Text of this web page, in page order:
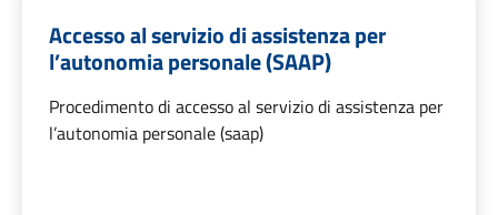
Accesso al servizio di assistenza per
l’autonomia personale (SAAP)
Procedimento di accesso al servizio di assistenza per
l’autonomia personale (saap)